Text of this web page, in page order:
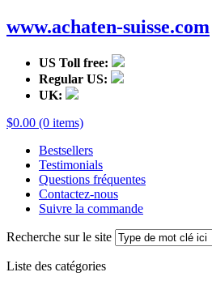
www.achaten-suisse.com
US Toll free:
Regular US:
UK:
$0.00 (0 items)
Bestsellers
Testimonials
Questions fréquentes
Contactez-nous
Suivre la commande
Recherche sur le site
Liste des catégories